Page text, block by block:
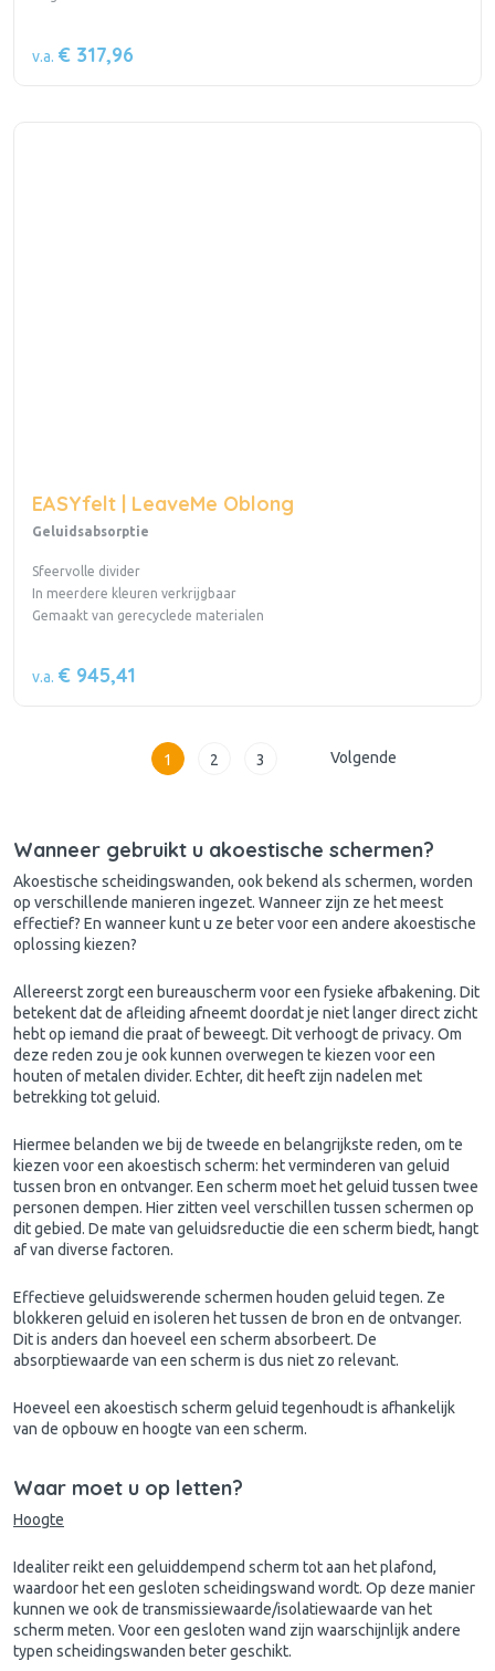
v.a. € 317,96
EASYfelt | LeaveMe Oblong
Geluidsabsorptie
Sfeervolle divider
In meerdere kleuren verkrijgbaar
Gemaakt van gerecyclede materialen
v.a. € 945,41
1 2 3 Volgende
Wanneer gebruikt u akoestische schermen?
Akoestische scheidingswanden, ook bekend als schermen, worden
op verschillende manieren ingezet. Wanneer zijn ze het meest
effectief? En wanneer kunt u ze beter voor een andere akoestische
oplossing kiezen?
Allereerst zorgt een bureauscherm voor een fysieke afbakening. Dit
betekent dat de afleiding afneemt doordat je niet langer direct zicht
hebt op iemand die praat of beweegt. Dit verhoogt de privacy. Om
deze reden zou je ook kunnen overwegen te kiezen voor een
houten of metalen divider. Echter, dit heeft zijn nadelen met
betrekking tot geluid.
Hiermee belanden we bij de tweede en belangrijkste reden, om te
kiezen voor een akoestisch scherm: het verminderen van geluid
tussen bron en ontvanger. Een scherm moet het geluid tussen twee
personen dempen. Hier zitten veel verschillen tussen schermen op
dit gebied. De mate van geluidsreductie die een scherm biedt, hangt
af van diverse factoren.
Effectieve geluidswerende schermen houden geluid tegen. Ze
blokkeren geluid en isoleren het tussen de bron en de ontvanger.
Dit is anders dan hoeveel een scherm absorbeert. De
absorptiewaarde van een scherm is dus niet zo relevant.
Hoeveel een akoestisch scherm geluid tegenhoudt is afhankelijk
van de opbouw en hoogte van een scherm.
Waar moet u op letten?
Hoogte
Idealiter reikt een geluiddempend scherm tot aan het plafond,
waardoor het een gesloten scheidingswand wordt. Op deze manier
kunnen we ook de transmissiewaarde/isolatiewaarde van het
scherm meten. Voor een gesloten wand zijn waarschijnlijk andere
typen scheidingswanden beter geschikt.